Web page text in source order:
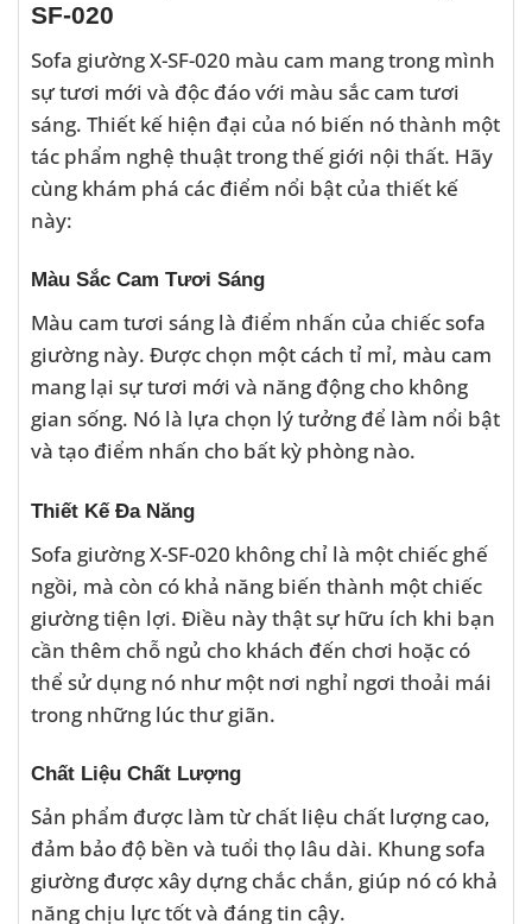
SF-020
Sofa giường X-SF-020 màu cam mang trong mình
sự tươi mới và độc đáo với màu sắc cam tươi
sáng. Thiết kế hiện đại của nó biến nó thành một
tác phẩm nghệ thuật trong thế giới nội thất. Hãy
cùng khám phá các điểm nổi bật của thiết kế
này:
Màu Sắc Cam Tươi Sáng
Màu cam tươi sáng là điểm nhấn của chiếc sofa
giường này. Được chọn một cách tỉ mỉ, màu cam
mang lại sự tươi mới và năng động cho không
gian sống. Nó là lựa chọn lý tưởng để làm nổi bật
và tạo điểm nhấn cho bất kỳ phòng nào.
Thiết Kế Đa Năng
Sofa giường X-SF-020 không chỉ là một chiếc ghế
ngồi, mà còn có khả năng biến thành một chiếc
giường tiện lợi. Điều này thật sự hữu ích khi bạn
cần thêm chỗ ngủ cho khách đến chơi hoặc có
thể sử dụng nó như một nơi nghỉ ngơi thoải mái
trong những lúc thư giãn.
Chất Liệu Chất Lượng
Sản phẩm được làm từ chất liệu chất lượng cao,
đảm bảo độ bền và tuổi thọ lâu dài. Khung sofa
giường được xây dựng chắc chắn, giúp nó có khả
năng chịu lực tốt và đáng tin cậy.